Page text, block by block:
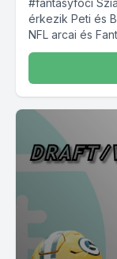
#fantasyfoci
érkezik Peti és
NFL arcai és